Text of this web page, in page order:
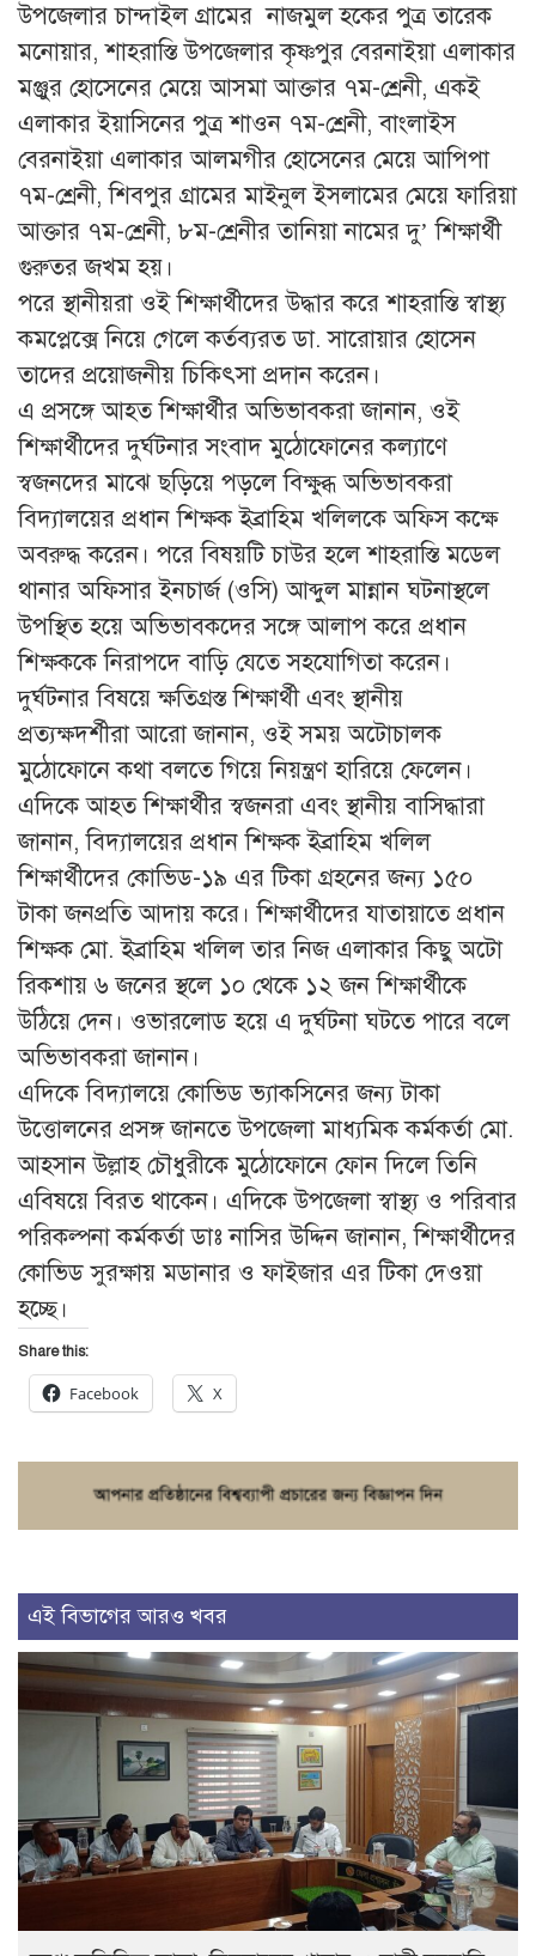
উপজেলার চান্দাইল গ্রামের নাজমুল হকের পুত্র তারেক
মনোয়ার, শাহরাস্তি উপজেলার কৃষ্ণপুর বেরনাইয়া এলাকার
মঞ্জুর হোসেনের মেয়ে আসমা আক্তার ৭ম-শ্রেনী, একই
এলাকার ইয়াসিনের পুত্র শাওন ৭ম-শ্রেনী, বাংলাইস
বেরনাইয়া এলাকার আলমগীর হোসেনের মেয়ে আপিপা
৭ম-শ্রেনী, শিবপুর গ্রামের মাইনুল ইসলামের মেয়ে ফারিয়া
আক্তার ৭ম-শ্রেনী, ৮ম-শ্রেনীর তানিয়া নামের দু’ শিক্ষার্থী
গুরুতর জখম হয়।
পরে স্থানীয়রা ওই শিক্ষার্থীদের উদ্ধার করে শাহরাস্তি স্বাস্থ্য
কমপ্লেক্সে নিয়ে গেলে কর্তব্যরত ডা. সারোয়ার হোসেন
তাদের প্রয়োজনীয় চিকিৎসা প্রদান করেন।
এ প্রসঙ্গে আহত শিক্ষার্থীর অভিভাবকরা জানান, ওই
শিক্ষার্থীদের দুর্ঘটনার সংবাদ মুঠোফোনের কল্যাণে
স্বজনদের মাঝে ছড়িয়ে পড়লে বিক্ষুব্ধ অভিভাবকরা
বিদ্যালয়ের প্রধান শিক্ষক ইব্রাহিম খলিলকে অফিস কক্ষে
অবরুদ্ধ করেন। পরে বিষয়টি চাউর হলে শাহরাস্তি মডেল
থানার অফিসার ইনচার্জ (ওসি) আব্দুল মান্নান ঘটনাস্থলে
উপস্থিত হয়ে অভিভাবকদের সঙ্গে আলাপ করে প্রধান
শিক্ষককে নিরাপদে বাড়ি যেতে সহযোগিতা করেন।
দুর্ঘটনার বিষয়ে ক্ষতিগ্রস্ত শিক্ষার্থী এবং স্থানীয়
প্রত্যক্ষদর্শীরা আরো জানান, ওই সময় অটোচালক
মুঠোফোনে কথা বলতে গিয়ে নিয়ন্ত্রণ হারিয়ে ফেলেন।
এদিকে আহত শিক্ষার্থীর স্বজনরা এবং স্থানীয় বাসিদ্ধারা
জানান, বিদ্যালয়ের প্রধান শিক্ষক ইব্রাহিম খলিল
শিক্ষার্থীদের কোভিড-১৯ এর টিকা গ্রহনের জন্য ১৫০
টাকা জনপ্রতি আদায় করে। শিক্ষার্থীদের যাতায়াতে প্রধান
শিক্ষক মো. ইব্রাহিম খলিল তার নিজ এলাকার কিছু অটো
রিকশায় ৬ জনের স্থলে ১০ থেকে ১২ জন শিক্ষার্থীকে
উঠিয়ে দেন। ওভারলোড হয়ে এ দুর্ঘটনা ঘটতে পারে বলে
অভিভাবকরা জানান।
এদিকে বিদ্যালয়ে কোভিড ভ্যাকসিনের জন্য টাকা
উত্তোলনের প্রসঙ্গ জানতে উপজেলা মাধ্যমিক কর্মকর্তা মো.
আহসান উল্লাহ চৌধুরীকে মুঠোফোনে ফোন দিলে তিনি
এবিষয়ে বিরত থাকেন। এদিকে উপজেলা স্বাস্থ্য ও পরিবার
পরিকল্পনা কর্মকর্তা ডাঃ নাসির উদ্দিন জানান, শিক্ষার্থীদের
কোভিড সুরক্ষায় মডানার ও ফাইজার এর টিকা দেওয়া
হচ্ছে।
Share this:
Facebook X
এই বিভাগের আরও খবর